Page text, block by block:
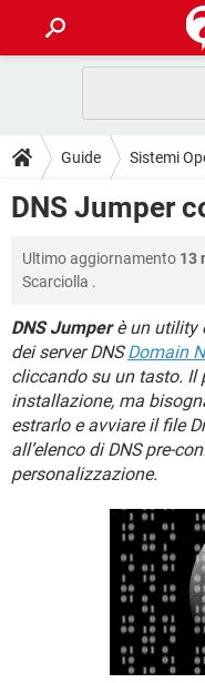
INTRATTENIMENTO
iOS
TIKTOK
GUIDE
COVID-19
INTRATTENIMENTO
iOS
TIKTOK
HARDWARE
DOWNLOAD
INTRATTENIMENTO
INSTAGRAM
TIKTOK
HARDWARE
FORUM
INTRATTENIMENTO
iOS
INSTAGRAM
TIKTOK
HARDWARE
COVID-19
INTRATTENIMENTO
iOS
INSTAGRAM
Guide Sistemi
DNS Jumper
Ultimo aggiornamento 13
Scarciolla .
DNS Jumperè un utility
dei server DNSDomain
cliccando su un tasto. Il
installazione, ma
estrarlo e avviare il file
all’elenco di DNS pre-
personalizzazione.